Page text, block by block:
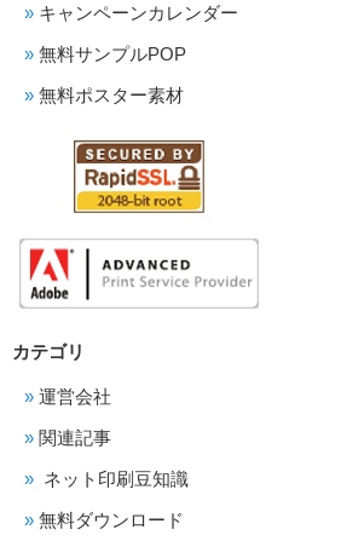
キャンペーンカレンダー
無料サンプルPOP
無料ポスター素材
カテゴリ
運営会社
関連記事
ネット印刷豆知識
無料ダウンロード